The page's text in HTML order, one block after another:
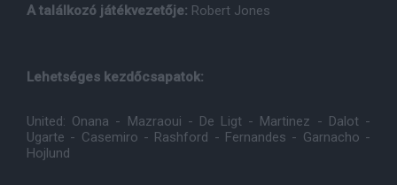
A találkozó játékvezetője: Robert Jones
Lehetséges kezdőcsapatok:
United: Onana - Mazraoui - De Ligt - Martinez - Dalot -
Ugarte - Casemiro - Rashford - Fernandes - Garnacho -
Hojlund